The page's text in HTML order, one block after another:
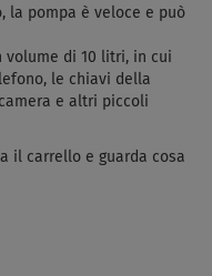
la pompa è veloce e può
volume di 10 litri, in cui
le chiavi della
e altri piccoli
il carrello e guarda cosa